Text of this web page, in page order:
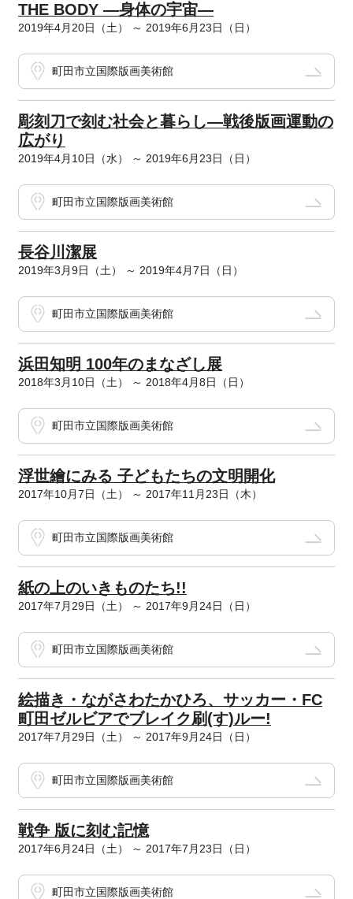
THE BODY ―身体の宇宙―
2019年4月20日（土） ～ 2019年6月23日（日）
町田市立国際版画美術館
彫刻刀で刻む社会と暮らし―戦後版画運動の
広がり
2019年4月10日（水） ～ 2019年6月23日（日）
町田市立国際版画美術館
長谷川潔展
2019年3月9日（土） ～ 2019年4月7日（日）
町田市立国際版画美術館
浜田知明 100年のまなざし展
2018年3月10日（土） ～ 2018年4月8日（日）
町田市立国際版画美術館
浮世繪にみる 子どもたちの文明開化
2017年10月7日（土） ～ 2017年11月23日（木）
町田市立国際版画美術館
紙の上のいきものたち!!
2017年7月29日（土） ～ 2017年9月24日（日）
町田市立国際版画美術館
絵描き・ながさわたかひろ、サッカー・FC
町田ゼルビアでブレイク刷(す)ルー!
2017年7月29日（土） ～ 2017年9月24日（日）
町田市立国際版画美術館
戦争 版に刻む記憶
2017年6月24日（土） ～ 2017年7月23日（日）
町田市立国際版画美術館